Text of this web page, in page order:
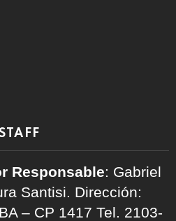
Responsable: Gabriel
Santisi. Dirección:
– CP 1417 Tel. 2103-